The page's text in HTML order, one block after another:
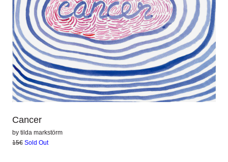
Cancer
by tilda markstörm
15€ Sold Out